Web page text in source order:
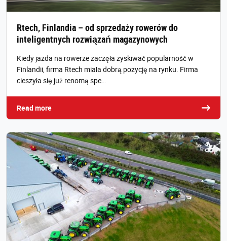
Rtech, Finlandia – od sprzedaży rowerów do
inteligentnych rozwiązań magazynowych
Kiedy jazda na rowerze zaczęła zyskiwać popularność w
Finlandii, firma Rtech miała dobrą pozycję na rynku. Firma
cieszyła się już renomą spe…
Read more